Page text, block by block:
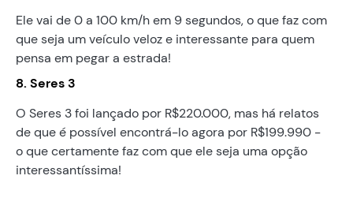
Ele vai de 0 a 100 km/h em 9 segundos, o que faz com
que seja um veículo veloz e interessante para quem
pensa em pegar a estrada!
8. Seres 3
O Seres 3 foi lançado por R$220.000, mas há relatos
de que é possível encontrá-lo agora por R$199.990 -
o que certamente faz com que ele seja uma opção
interessantíssima!